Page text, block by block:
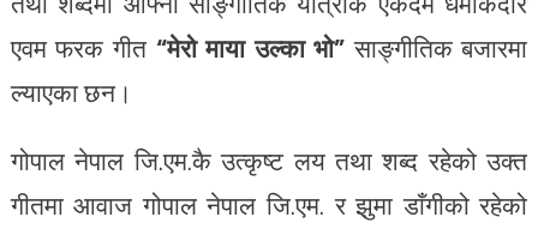
एवम फरक गीत “मेरो माया उल्का भो” साङ्गीतिक बजारमा
ल्याएका छन।
गोपाल नेपाल जि.एम.कै उत्कृष्ट लय तथा शब्द रहेको उक्त
गीतमा आवाज गोपाल नेपाल जि.एम. र झुमा डाँगीको रहेको